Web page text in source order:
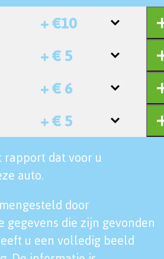
+ €10
+ € 5
+ € 6
+ € 5
rapport dat voor u
auto.
door
die zijn gevonden
u een volledig beeld